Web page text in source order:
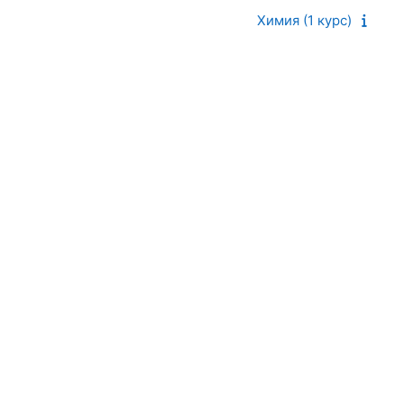
Химия (1 курс)